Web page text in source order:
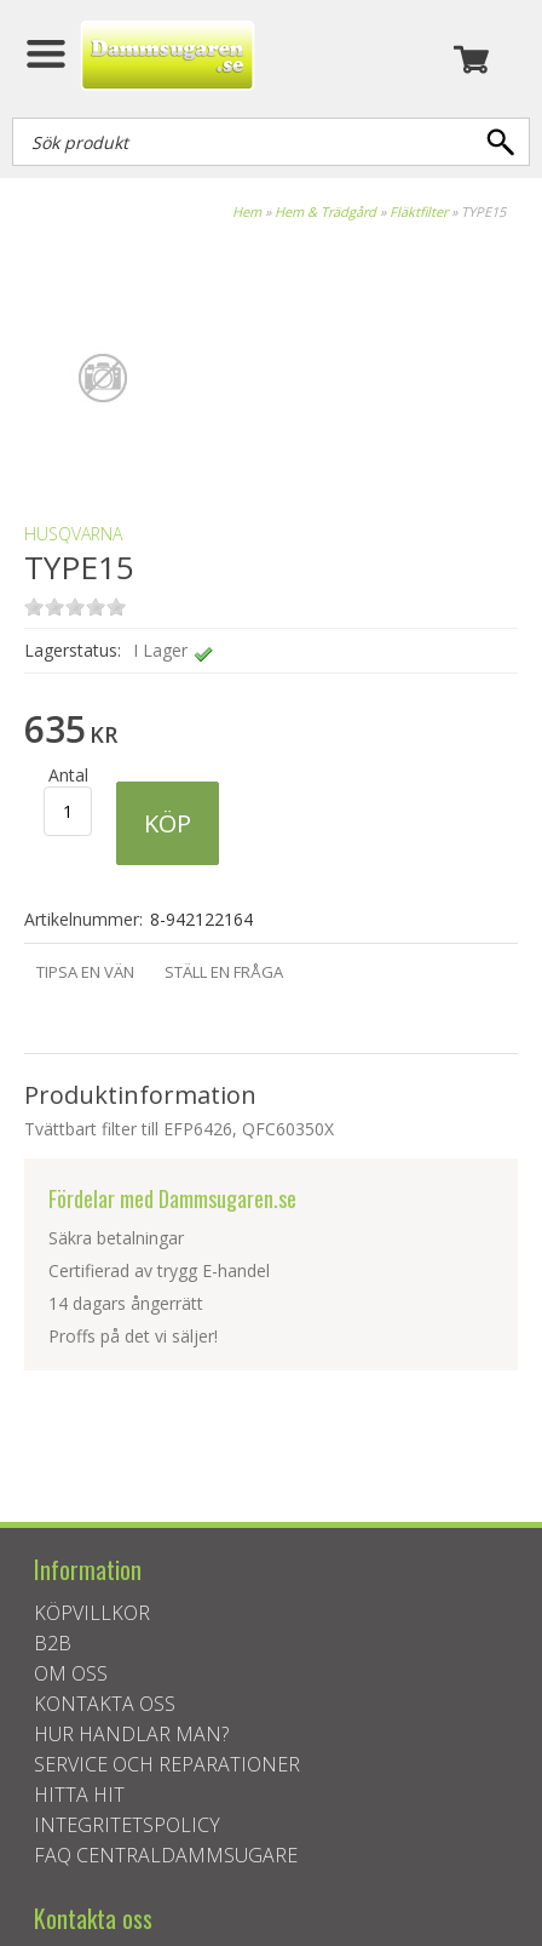
Hem» Hem & Trädgård» Fläktfilter» TYPE15
HUSQVARNA
TYPE15
Lagerstatus: I Lager
635 KR
Antal
KÖP
Artikelnummer: 8-942122164
TIPSA EN VÄN STÄLL EN FRÅGA
Produktinformation
Tvättbart filter till EFP6426, QFC60350X
Fördelar med Dammsugaren.se
Säkra betalningar
Certifierad av trygg E-handel
14 dagars ångerrätt
Proffs på det vi säljer!
Information
KÖPVILLKOR
B2B
OM OSS
KONTAKTA OSS
HUR HANDLAR MAN?
SERVICE OCH REPARATIONER
HITTA HIT
INTEGRITETSPOLICY
FAQ CENTRALDAMMSUGARE
Kontakta oss